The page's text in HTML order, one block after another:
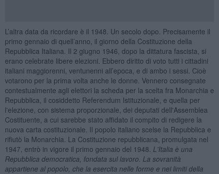
L’altra data da ricordare è il 1948. Un secolo dopo. Precisamente il
primo gennaio di quell’anno, il giorno della Costituzione della
Repubblica Italiana. Il 2 giugno 1946, dopo la dittatura fascista, si
erano celebrate libere elezioni. Ebbero diritto di voto tutti i cittadini
italiani maggiorenni, ventunenni all’epoca, e di ambo i sessi. Cioè
votarono per la prima volta anche le donne. Vennero consegnate
contestualmente agli elettori la scheda per la scelta fra Monarchia e
Repubblica, il cosiddetto Referendum Istituzionale, e quella per
l'elezione, con sistema proporzionale, dei deputati dell'Assemblea
Costituente, a cui sarebbe stato affidato il compito di redigere la
nuova carta costituzionale. Il popolo italiano scelse la Repubblica e
rifiutò la Monarchia. La Costituzione repubblicana, promulgata nel
1947, entrò in vigore il primo gennaio del 1948. L'Italia è una
Repubblica democratica, fondata sul lavoro. La sovranità
appartiene al popolo, che la esercita nelle forme e nei limiti della